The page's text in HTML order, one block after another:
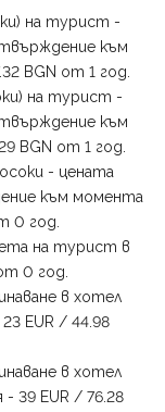
на турист -
към
BGN от 1 год.
на турист -
към
BGN от 1 год.
- цената
към момента
0 год.
на турист в
0 год.
в хотел
EUR / 44.98
в хотел
39 EUR / 76.28